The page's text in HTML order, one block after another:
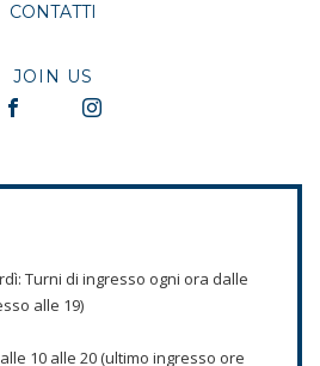
CONTATTI
JOIN US
Turni di ingresso ogni ora dalle
alle 19)
10 alle 20 (ultimo ingresso ore